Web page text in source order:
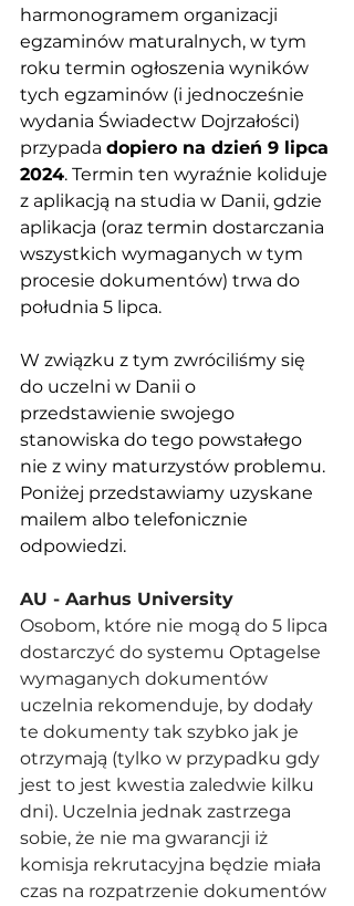
harmonogramem organizacji
egzaminów maturalnych, w tym
roku termin ogłoszenia wyników
tych egzaminów (i jednocześnie
wydania Świadectw Dojrzałości)
przypada dopiero na dzień 9 lipca
2024. Termin ten wyraźnie koliduje
z aplikacją na studia w Danii, gdzie
aplikacja (oraz termin dostarczania
wszystkich wymaganych w tym
procesie dokumentów) trwa do
południa 5 lipca.
W związku z tym zwróciliśmy się
do uczelni w Danii o
przedstawienie swojego
stanowiska do tego powstałego
nie z winy maturzystów problemu.
Poniżej przedstawiamy uzyskane
mailem albo telefonicznie
odpowiedzi.
AU - Aarhus University
Osobom, które nie mogą do 5 lipca
dostarczyć do systemu Optagelse
wymaganych dokumentów
uczelnia rekomenduje, by dodały
te dokumenty tak szybko jak je
otrzymają (tylko w przypadku gdy
jest to jest kwestia zaledwie kilku
dni). Uczelnia jednak zastrzega
sobie, że nie ma gwarancji iż
komisja rekrutacyjna będzie miała
czas na rozpatrzenie dokumentów